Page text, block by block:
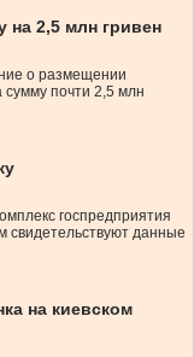
на 2,5 млн гривен
о размещении
сумму почти 2,5 млн
госпредприятия
свидетельствуют данные
на киевском